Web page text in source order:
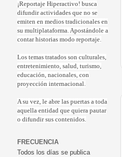
¡Reportaje Hiperactivo! busca
difundir actividades que no se
emiten en medios tradicionales en
su multiplataforma. Apostándole a
contar historias modo reportaje.
Los temas tratados son culturales,
entretenimiento, salud, turismo,
educación, nacionales, con
proyección internacional.
A su vez, le abre las puertas a toda
aquella entidad que quiera pautar
o difundir sus contenidos.
FRECUENCIA
Todos los días se publica